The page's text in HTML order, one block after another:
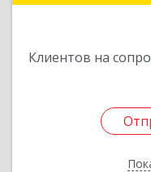
Клиентов на